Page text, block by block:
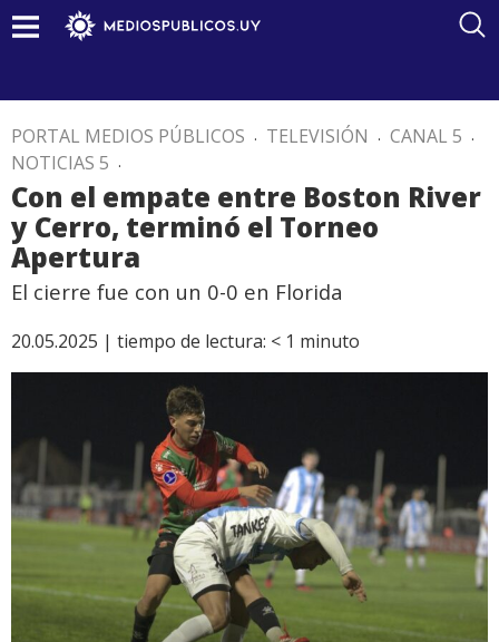
PORTAL MEDIOS PÚBLICOS . TELEVISIÓN . CANAL 5 .
NOTICIAS 5 .
Con el empate entre Boston River
y Cerro, terminó el Torneo
Apertura
El cierre fue con un 0-0 en Florida
20.05.2025 | tiempo de lectura: < 1 minuto